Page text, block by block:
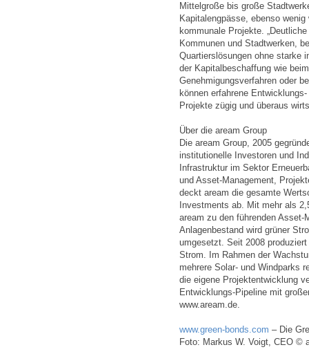
Mittelgroße bis große
Kapitalengpässe, ebenso
kommunale Projekte.
Kommunen und Stadtwerken,
Quartierslösungen ohne starke
der Kapitalbeschaffung wie
Genehmigungsverfahren oder
können erfahrene
Projekte zügig und überaus
Über die aream Group
Die aream Group, 2005
institutionelle Investoren und
Infrastruktur im Sektor
und Asset-Management,
deckt aream die gesamte
Investments ab. Mit mehr als
aream zu den führenden
Anlagenbestand wird grüner
umgesetzt. Seit 2008
Strom. Im Rahmen der
mehrere Solar- und Windparks
die eigene Projektentwicklung
Entwicklungs-Pipeline mit
www.aream.de.
www.green-bonds.com – Die
Foto: Markus W. Voigt, CEO ©